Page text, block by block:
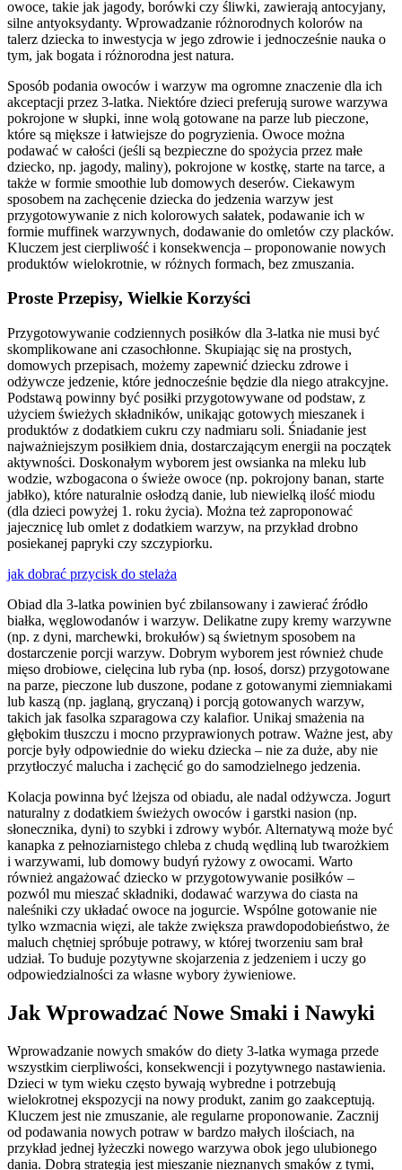
owoce, takie jak jagody, borówki czy śliwki, zawierają antocyjany,
silne antyoksydanty. Wprowadzanie różnorodnych kolorów na
talerz dziecka to inwestycja w jego zdrowie i jednocześnie nauka o
tym, jak bogata i różnorodna jest natura.
Sposób podania owoców i warzyw ma ogromne znaczenie dla ich
akceptacji przez 3-latka. Niektóre dzieci preferują surowe warzywa
pokrojone w słupki, inne wolą gotowane na parze lub pieczone,
które są miększe i łatwiejsze do pogryzienia. Owoce można
podawać w całości (jeśli są bezpieczne do spożycia przez małe
dziecko, np. jagody, maliny), pokrojone w kostkę, starte na tarce, a
także w formie smoothie lub domowych deserów. Ciekawym
sposobem na zachęcenie dziecka do jedzenia warzyw jest
przygotowywanie z nich kolorowych sałatek, podawanie ich w
formie muffinek warzywnych, dodawanie do omletów czy placków.
Kluczem jest cierpliwość i konsekwencja – proponowanie nowych
produktów wielokrotnie, w różnych formach, bez zmuszania.
Proste Przepisy, Wielkie Korzyści
Przygotowywanie codziennych posiłków dla 3-latka nie musi być
skomplikowane ani czasochłonne. Skupiając się na prostych,
domowych przepisach, możemy zapewnić dziecku zdrowe i
odżywcze jedzenie, które jednocześnie będzie dla niego atrakcyjne.
Podstawą powinny być posiłki przygotowywane od podstaw, z
użyciem świeżych składników, unikając gotowych mieszanek i
produktów z dodatkiem cukru czy nadmiaru soli. Śniadanie jest
najważniejszym posiłkiem dnia, dostarczającym energii na początek
aktywności. Doskonałym wyborem jest owsianka na mleku lub
wodzie, wzbogacona o świeże owoce (np. pokrojony banan, starte
jabłko), które naturalnie osłodzą danie, lub niewielką ilość miodu
(dla dzieci powyżej 1. roku życia). Można też zaproponować
jajecznicę lub omlet z dodatkiem warzyw, na przykład drobno
posiekanej papryki czy szczypiorku.
jak dobrać przycisk do stelaża
Obiad dla 3-latka powinien być zbilansowany i zawierać źródło
białka, węglowodanów i warzyw. Delikatne zupy kremy warzywne
(np. z dyni, marchewki, brokułów) są świetnym sposobem na
dostarczenie porcji warzyw. Dobrym wyborem jest również chude
mięso drobiowe, cielęcina lub ryba (np. łosoś, dorsz) przygotowane
na parze, pieczone lub duszone, podane z gotowanymi ziemniakami
lub kaszą (np. jaglaną, gryczaną) i porcją gotowanych warzyw,
takich jak fasolka szparagowa czy kalafior. Unikaj smażenia na
głębokim tłuszczu i mocno przyprawionych potraw. Ważne jest, aby
porcje były odpowiednie do wieku dziecka – nie za duże, aby nie
przytłoczyć malucha i zachęcić go do samodzielnego jedzenia.
Kolacja powinna być lżejsza od obiadu, ale nadal odżywcza. Jogurt
naturalny z dodatkiem świeżych owoców i garstki nasion (np.
słonecznika, dyni) to szybki i zdrowy wybór. Alternatywą może być
kanapka z pełnoziarnistego chleba z chudą wędliną lub twarożkiem
i warzywami, lub domowy budyń ryżowy z owocami. Warto
również angażować dziecko w przygotowywanie posiłków –
pozwól mu mieszać składniki, dodawać warzywa do ciasta na
naleśniki czy układać owoce na jogurcie. Wspólne gotowanie nie
tylko wzmacnia więzi, ale także zwiększa prawdopodobieństwo, że
maluch chętniej spróbuje potrawy, w której tworzeniu sam brał
udział. To buduje pozytywne skojarzenia z jedzeniem i uczy go
odpowiedzialności za własne wybory żywieniowe.
Jak Wprowadzać Nowe Smaki i Nawyki
Wprowadzanie nowych smaków do diety 3-latka wymaga przede
wszystkim cierpliwości, konsekwencji i pozytywnego nastawienia.
Dzieci w tym wieku często bywają wybredne i potrzebują
wielokrotnej ekspozycji na nowy produkt, zanim go zaakceptują.
Kluczem jest nie zmuszanie, ale regularne proponowanie. Zacznij
od podawania nowych potraw w bardzo małych ilościach, na
przykład jednej łyżeczki nowego warzywa obok jego ulubionego
dania. Dobrą strategią jest mieszanie nieznanych smaków z tymi,